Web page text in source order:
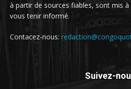
à partir de sources fiables, sont mis
vous tenir informé.
Contacez-nous:
Suivez-